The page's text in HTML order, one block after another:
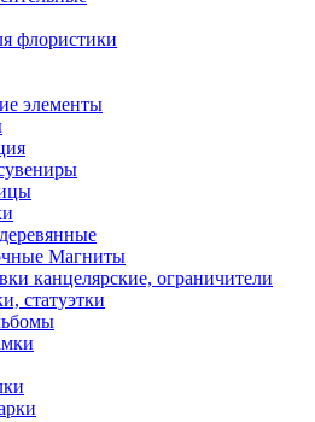
флористики
элементы
Магниты
канцелярские, ограничители
статуэтки